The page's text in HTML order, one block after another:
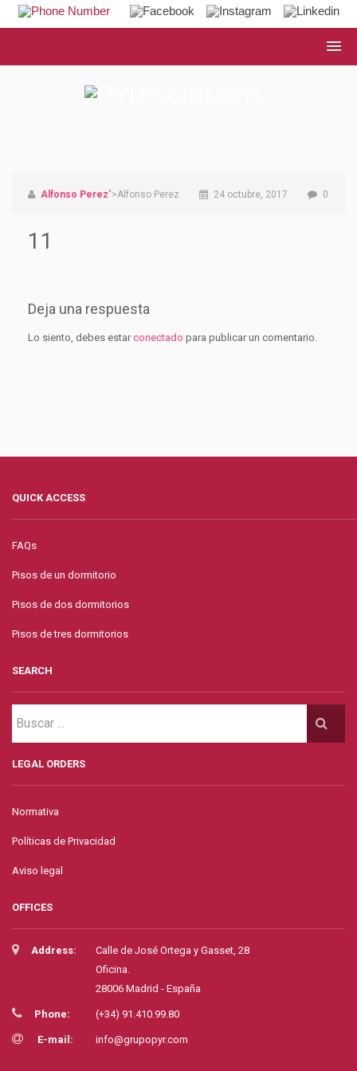
Alfonso Perez">Alfonso Perez 24 octubre, 2017 0
11
Deja una respuesta
Lo siento, debes estarconectado para publicar un comentario.
QUICK ACCESS
FAQs
Pisos de un dormitorio
Pisos de dos dormitorios
Pisos de tres dormitorios
SEARCH
LEGAL ORDERS
Normativa
Políticas de Privacidad
Aviso legal
OFFICES
Address:
Calle de José Ortega y Gasset, 28
Oficina.
28006 Madrid - España
Phone: (+34) 91.410.99.80
E-mail: info@grupopyr.com